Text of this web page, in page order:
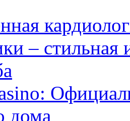
– стильная
дома